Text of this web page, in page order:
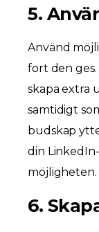
5.
Använd
fort den
skapa extra
samtidigt
budskap
din
möjligheten.
6.